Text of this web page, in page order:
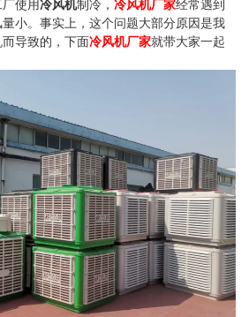
使用冷风机制冷， 冷风机厂家经常遇到
小。事实上，这个问题大部分原因是我
导致的，下面冷风机厂家就带大家一起